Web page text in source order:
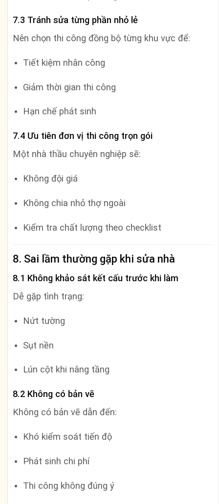
7.3 Tránh sửa từng phần nhỏ lẻ
Nên chọn thi công đồng bộ từng khu vực để:
Tiết kiệm nhân công
Giảm thời gian thi công
Hạn chế phát sinh
7.4 Ưu tiên đơn vị thi công trọn gói
Một nhà thầu chuyên nghiệp sẽ:
Không đội giá
Không chia nhỏ thợ ngoài
Kiểm tra chất lượng theo checklist
8. Sai lầm thường gặp khi sửa nhà
8.1 Không khảo sát kết cấu trước khi làm
Dễ gặp tình trạng:
Nứt tường
Sụt nền
Lún cột khi nâng tầng
8.2 Không có bản vẽ
Không có bản vẽ dẫn đến:
Khó kiểm soát tiến độ
Phát sinh chi phí
Thi công không đúng ý